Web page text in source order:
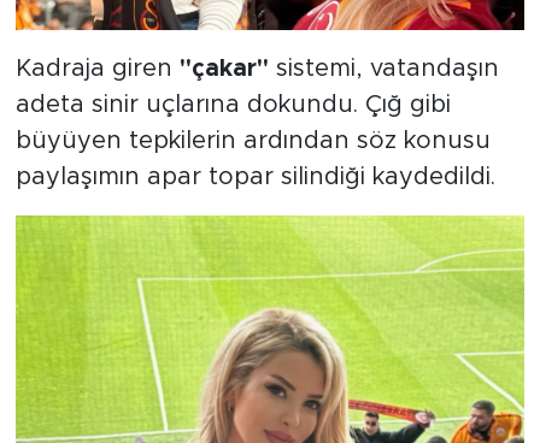
Kadraja giren "çakar" sistemi, vatandaşın
adeta sinir uçlarına dokundu. Çığ gibi
büyüyen tepkilerin ardından söz konusu
paylaşımın apar topar silindiği kaydedildi.